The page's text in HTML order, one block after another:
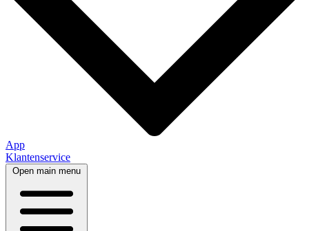
App
Klantenservice
Open main menu